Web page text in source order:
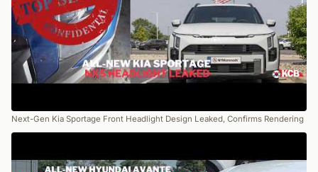
Next-Gen Kia Sportage Front Headlight Design Leaked, Confirms Rendering